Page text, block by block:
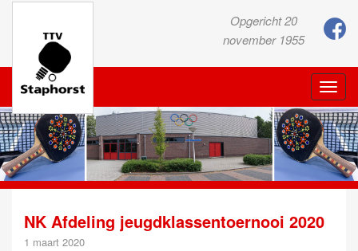
Opgericht 20
november 1955
Toggle
NK Afdeling jeugdklassentoernooi 2020
1 maart 2020